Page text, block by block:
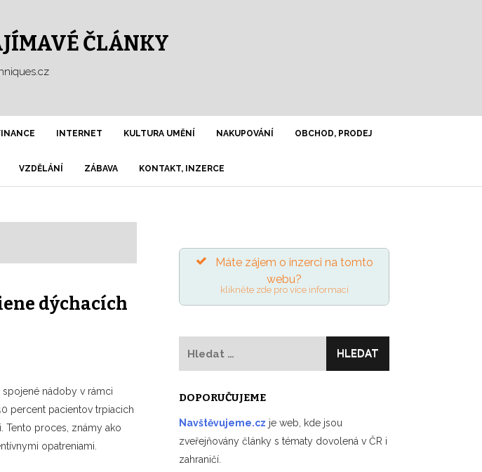
ČLÁNKY
INTERNET KULTURA UMĚNÍ NAKUPOVÁNÍ OBCHOD, PRODEJ
VZDĚLÁNÍ ZÁBAVA KONTAKT, INZERCE
dýchacích
nádoby v rámci
percent pacientov trpiacich
Tento proces, známy ako
opatreniami.
Máte zájem o inzerci na tomto
webu?
klikněte zde pro více informací
DOPORUČUJEME
Navštěvujeme.cz je web, kde jsou
zveřejňovány články s tématy dovolená v ČR i
zahraničí.